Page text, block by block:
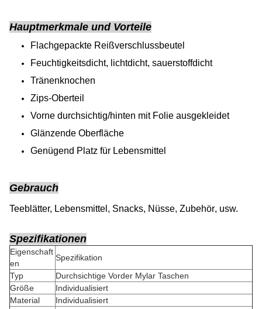
Hauptmerkmale und Vorteile
Flachgepackte Reißverschlussbeutel
Feuchtigkeitsdicht, lichtdicht, sauerstoffdicht
Tränenknochen
Zips-Oberteil
Vorne durchsichtig/hinten mit Folie ausgekleidet
Glänzende Oberfläche
Genügend Platz für Lebensmittel
Gebrauch
Teeblätter, Lebensmittel, Snacks, Nüsse, Zubehör, usw.
Spezifikationen
Eigenschaft
en
Spezifikation
Typ
Durchsichtige Vorder Mylar Taschen
Größe
Individualisiert
Material
Individualisiert